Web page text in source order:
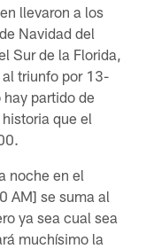
llevaron a los
Navidad del
Sur de la Florida,
triunfo por 13-
partido de
que el
noche en el
AM] se suma al
ya sea cual sea
muchísimo la